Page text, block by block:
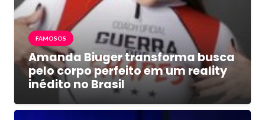
FAMOSOS
Amanda Biuger transforma busca
pelo corpo perfeito em um reality
inédito no Brasil